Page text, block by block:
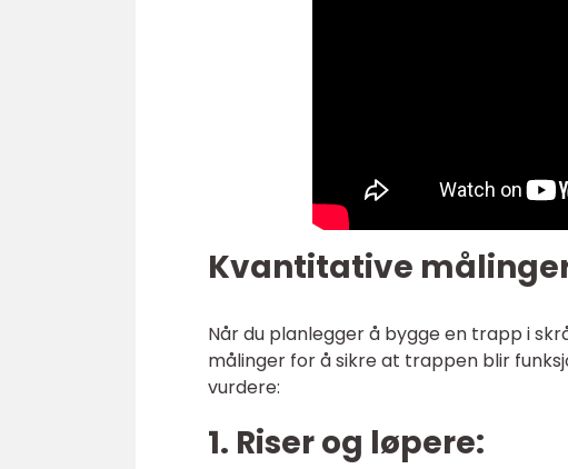
Kvantitative
Når du planlegger å bygge en trapp i
målinger for å sikre at trappen blir
vurdere:
1. Riser og løpere: